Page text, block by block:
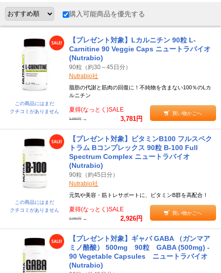
購入可能商品を優先する
この商品にはまだ
クチコミがありません
【プレゼント対象】Lカルニチン 90粒 L-
Carnitine 90 Veggie Caps ニュートラバイオ
(Nutrabio)
90粒（約30～45日分）
Nutrabio社
脂肪の代謝と筋肉の回復に！不純物を含まない100％のLカ
ルニチン
夏得(なっとく)SALE
3,980円 → 3,781円
買い物かごへ
この商品にはまだ
クチコミがありません
【プレゼント対象】ビタミンB100 フルスペク
トラム Bコンプレックス 90粒 B-100 Full
Spectrum Complex ニュートラバイオ
(Nutrabio)
90粒（約45日分）
Nutrabio社
元気や美容・筋トレサポートに、ビタミンB群を高配合！
夏得(なっとく)SALE
3,080円 → 2,926円
買い物かごへ
【プレゼント対象】ギャバ GABA （ガンマア
ミノ酪酸） 500mg 90粒 GABA (500mg) -
90 Vegetable Capsules ニュートラバイオ
(Nutrabio)